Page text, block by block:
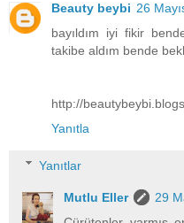
Beauty beybi 26
bayıldım iyi fikir
takibe aldım bende
http://
Yanıtla
Yanıtlar
Mutlu Eller
29